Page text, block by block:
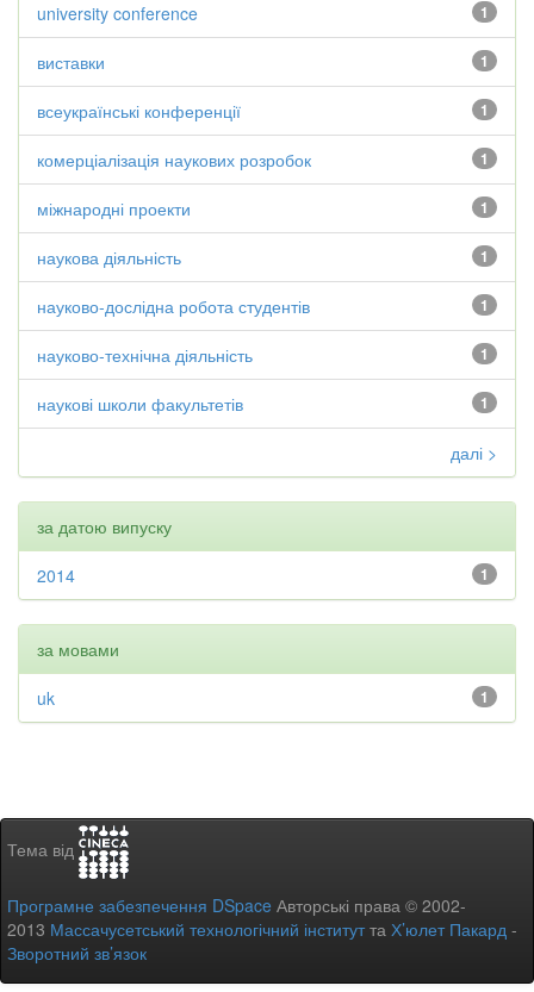
1
university conference
1
виставки
1
всеукраїнські конференції
1
комерціалізація наукових розробок
1
міжнародні проекти
1
наукова діяльність
1
науково-дослідна робота студентів
1
науково-технічна діяльність
1
наукові школи факультетів
далі >
за датою випуску
1
2014
за мовами
1
uk
Тема від
Програмне забезпечення DSpace Авторські права © 2002-
2013 Массачусетський технологічний інститутта Х’юлет Пакард -
Зворотний зв’язок